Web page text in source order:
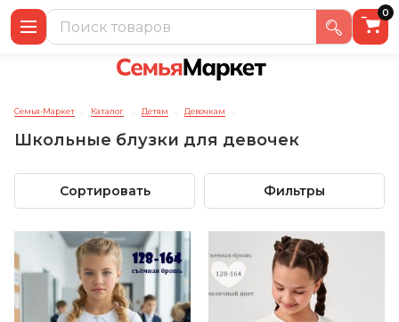
0
Семья-Маркет → Каталог → Детям → Девочкам →
Школьные блузки для девочек
Сортировать Фильтры